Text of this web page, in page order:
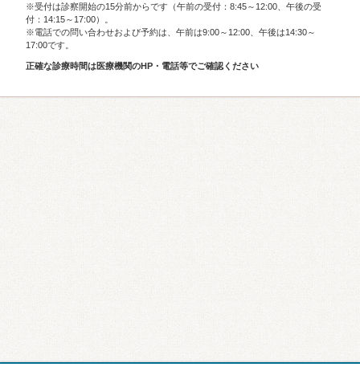
※受付は診察開始の15分前からです（午前の受付：8:45～12:00、午後の受
付：14:15～17:00）。
※電話での問い合わせおよび予約は、午前は9:00～12:00、午後は14:30～
17:00です。
正確な診療時間は医療機関のHP・電話等でご確認ください